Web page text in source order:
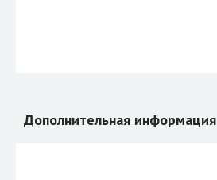
Дополнительная информация